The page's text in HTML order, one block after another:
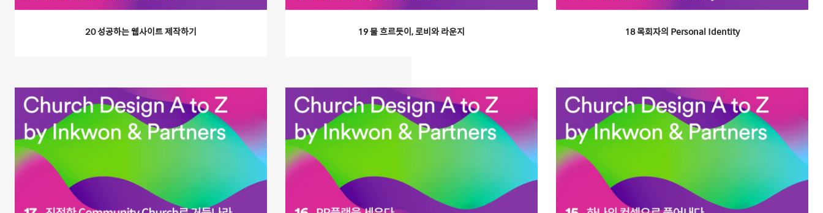
20 성공하는 웹사이트 제작하기 19 물 흐르듯이, 로비와 라운지 18 목회자의 Personal Identity